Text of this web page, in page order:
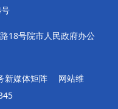
18号院市人民政府办公
新媒体矩阵
网站维